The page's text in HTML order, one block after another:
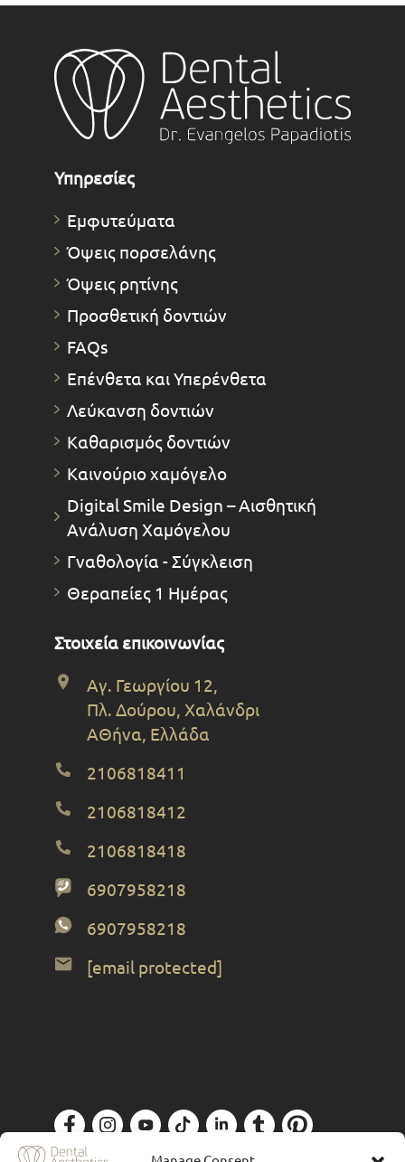
Υπηρεσίες
Εμφυτεύματα
Όψεις πορσελάνης
Όψεις ρητίνης
Προσθετική δοντιών
FAQs
Επένθετα και Υπερένθετα
Λεύκανση δοντιών
Καθαρισμός δοντιών
Καινούριο χαμόγελο
Digital Smile Design – Αισθητική
Ανάλυση Χαμόγελου
Γναθολογία - Σύγκλειση
Θεραπείες 1 Ημέρας
Στοιχεία επικοινωνίας
Αγ. Γεωργίου 12,
Πλ. Δούρου, Χαλάνδρι
ΑΘήνα, Ελλάδα
2106818411
2106818412
2106818418
6907958218
6907958218
[email protected]